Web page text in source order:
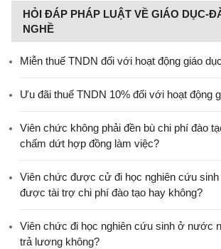
HỎI ĐÁP PHÁP LUẬT VỀ GIÁO DỤC-
NGHỀ
Miễn thuế TNDN đối với hoạt động giáo
Ưu đãi thuế TNDN 10% đối với hoạt động
Viên chức không phải đền bù chi phí đào
chấm dứt hợp đồng làm việc?
Viên chức được cử đi học nghiên cứu
được tài trợ chi phí đào tạo hay không?
Viên chức đi học nghiên cứu sinh ở nước
trả lương không?